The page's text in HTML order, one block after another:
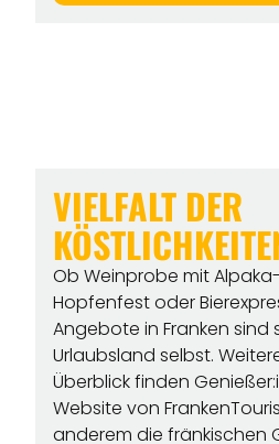
VIELFALT DER
Ob Weinprobe mit
Hopfenfest oder
Angebote in Franken sind
Urlaubsland selbst.
Überblick finden
Website von
anderem die fränkischen